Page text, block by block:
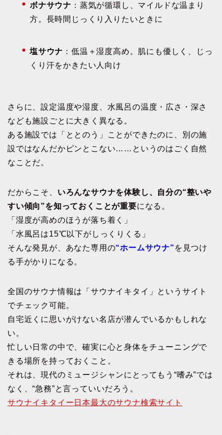
ボナサウナ ：蒸気が循環し、マイルドな温まり
方。長時間じっくり入りたいときに
塩サウナ ：低温＋湿度高め。肌にも優しく、じっ
くり汗をかきたい人向け
さらに、設定温度や湿度、水風呂の温度・広さ・深さ
なども施設ごとに大きく異なる。
ある施設では「ととのう」ことができたのに、別の施
設ではなんだかピンとこない……というのはごく自然
なことだ。
だからこそ、 いろんなサウナを体験し、自分の“整いや
すい傾向”を知っておくことが重要になる。
「湿度が高めのほうが落ち着く」
「水風呂は15℃以下がしっくりくる」
そんな発見が、あなた専用の“ホームサウナ” を見つけ
る手がかりになる。
全国のサウナ情報は「サウナイキタイ」というサイト
でチェック可能。
自宅近くに思いがけない名店が潜んでいるかもしれな
い。
忙しい日常の中で、確実に心と身体をチューニングで
きる場所を持っておくこと。
それは、現代のミュージシャンにとってもう“嗜み”では
なく、“急務”と言っていいだろう。
サウナイキタイー日本最大のサウナ検索サイト